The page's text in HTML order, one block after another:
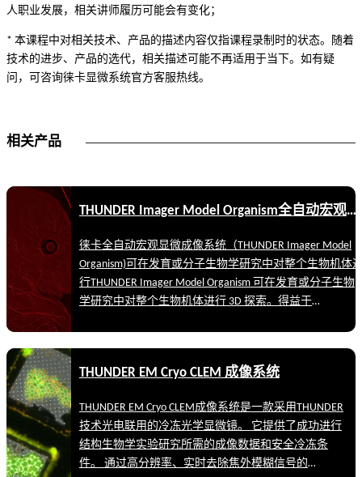
人职业发展，相关讲师履历可能会有变化；
* 本课程中对相关技术、产品的描述内容仅指课程录制时的状态。随着
技术的进步、产品的选代，相关描述可能不再适用于当下。如有疑
问，可咨询徕卡显微系统官方客服热线。
相关产品
THUNDER Imager Model Organism全自动宏观显微成像系统
徕卡全自动宏观显微成像系统（THUNDER Imager Model
Organism)可在发育或分子生物学研究中对整个生物机体
行THUNDER Imager Model Organism 可在发育或分子生物
学研究中对整个生物机体进行 3D 探索。得益于
蝇、线虫、斑马鱼、植物和小鼠等生物的理想仪器。样品
对模式生物进行从总体概览到最细微结构的研究。 3D 探
索。得益于 Computational Clearing，您的图像可揭示最为
细微的结构。不再有离焦模糊的困扰，并保有徕卡体视显
微镜典型的易用性。
THUNDER EM Cryo CLEM 成像系统
THUNDER EM Cryo CLEM成像系统是一款采用THUNDER
技术光电联用的冷冻光学显微镜。 它提供了成功进行
结构生物学实验研究所需的成像数据和安全冷冻条
件。 通过高分辨率、实时去除焦外模糊信号的